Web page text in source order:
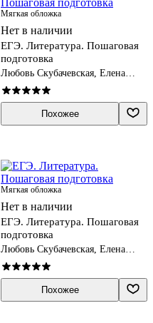
Мягкая обложка
Нет в наличии
ЕГЭ. Литература. Пошаговая
подготовка
Любовь Скубачевская, Елена
Титаренко, Екатерина Хадыко
Похожее
Мягкая обложка
Нет в наличии
ЕГЭ. Литература. Пошаговая
подготовка
Любовь Скубачевская, Елена
Титаренко, Екатерина Хадыко
Похожее